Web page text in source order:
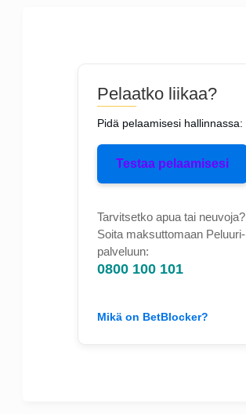
Pelaatko liikaa?
Pidä pelaamisesi hallinnassa:
Testaa pelaamisesi
Tarvitsetko apua tai neuvoja?
Soita maksuttomaan Peluuri-
palveluun:
0800 100 101
Mikä on BetBlocker?